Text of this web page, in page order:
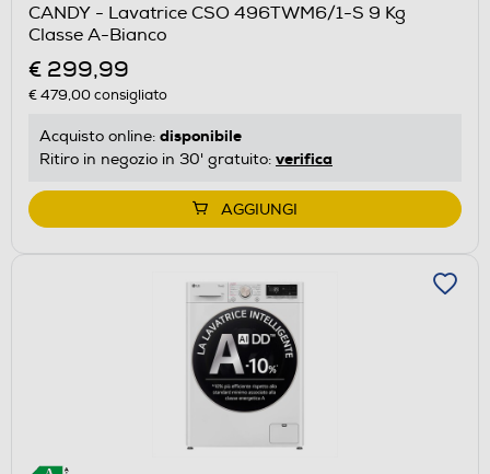
CANDY - Lavatrice CSO 496TWM6/1-S 9 Kg
Classe A-Bianco
€ 299,99
€ 479,00consigliato
Acquisto online: disponibile
Ritiro in negozio in 30' gratuito: verifica
AGGIUNGI